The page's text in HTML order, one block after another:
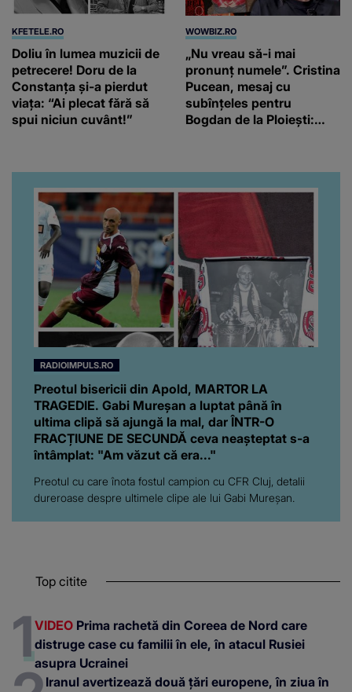
KFETELE.RO
Doliu în lumea muzicii de
petrecere! Doru de la
Constanța și-a pierdut
viața: “Ai plecat fără să
spui niciun cuvânt!”
WOWBIZ.RO
„Nu vreau să-i mai
pronunț numele”. Cristina
Pucean, mesaj cu
subînțeles pentru
Bogdan de la Ploiești:
RADIOIMPULS.RO
Preotul bisericii din Apold, MARTOR LA
TRAGEDIE. Gabi Mureșan a luptat până în
ultima clipă să ajungă la mal, dar ÎNTR-O
FRACȚIUNE DE SECUNDĂ ceva neașteptat s-a
întâmplat: "Am văzut că era..."
Preotul cu care înota fostul campion cu CFR Cluj, detalii
dureroase despre ultimele clipe ale lui Gabi Mureșan.
Top citite
VIDEO Prima rachetă din Coreea de Nord care
distruge case cu familii în ele, în atacul Rusiei
asupra Ucrainei
Iranul avertizează două țări europene, în ziua în